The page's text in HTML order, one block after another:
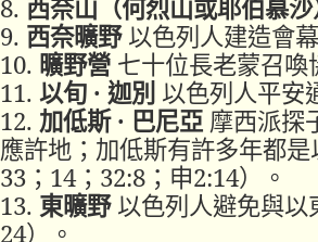
8. 西奈山 （何烈山或耶伯慕
9. 西奈曠野以色列人建造會幕
10. 曠野營 七十位長老蒙召喚
11. 以旬 · 迦別 以色列人平安
12. 加低斯· 巴尼亞 摩西派探
應許地； 加低斯有許多年都是
33 ； 14； 32:8 ； 申2:14）。
13. 東曠野以色列人避免與以
24）。